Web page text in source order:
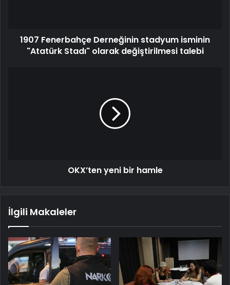
1907 Fenerbahçe Derneğinin stadyum isminin
"Atatürk Stadı" olarak değiştirilmesi talebi
OKX’ten yeni bir hamle
İlgili Makaleler